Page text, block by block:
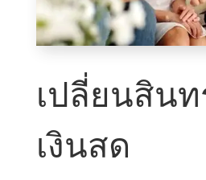
เปลี่ยนสิน
เงินสด